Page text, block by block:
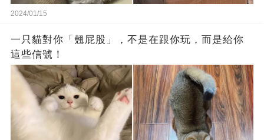
2024/01/15
一只貓對你「翹屁股」，不是在跟你玩，而是給你
這些信號！